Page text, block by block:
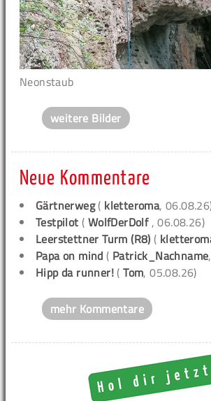
Neonstaub
weitere Bilder
Neue Kommentare
Gärtnerweg( kletteroma,
Testpilot ( WolfDerDolf , 06.08.26)
Leerstettner Turm (R8) (
Papa on mind ( Patrick_Nachname
Hipp da runner! (Tom, 05.08.26)
mehr Kommentare